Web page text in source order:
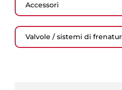
Accessori
Valvole / sistemi di